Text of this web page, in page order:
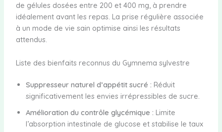
de gélules dosées entre 200 et 400 mg, à prendre
idéalement avant les repas. La prise régulière associée
à un mode de vie sain optimise ainsi les résultats
attendus.
Liste des bienfaits reconnus du Gymnema sylvestre
Suppresseur naturel d’appétit sucré : Réduit
significativement les envies irrépressibles de sucre.
Amélioration du contrôle glycémique : Limite
l’absorption intestinale de glucose et stabilise le taux